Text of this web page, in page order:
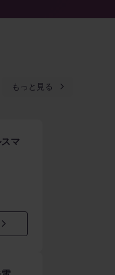
もっと見る
マ